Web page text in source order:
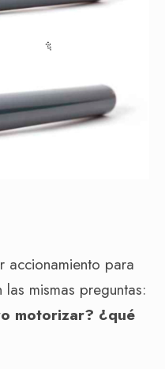
para
mismas preguntas:
motorizar? ¿qué